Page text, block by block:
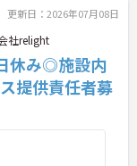
用制
ー
って
が
に
更新日：2026年07月08日
社relight
休み◎施設内
提供責任者募